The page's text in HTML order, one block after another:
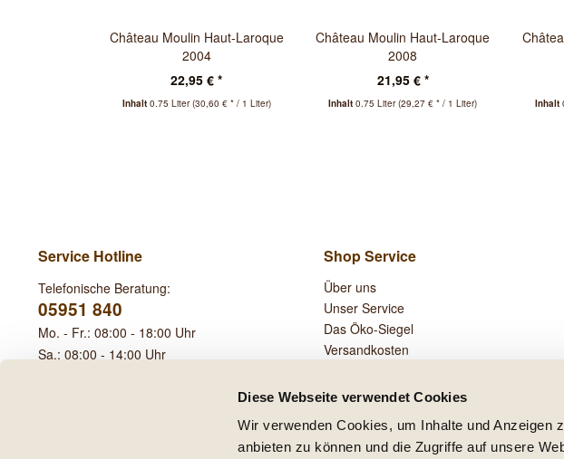
Diese Webseite verwendet Cookies
Wir verwenden Cookies, um Inhalte und Anzeigen
anbieten zu können und die Zugriffe auf unsere
Château Moulin Haut-Laroque
2004
22,95 € *
Inhalt 0.75 Liter(30,60 € * / 1 Liter)
Château Moulin Haut-Laroque
2008
21,95 € *
Inhalt0.75 Liter(29,27 € * / 1 Liter) Inhalt
Service Hotline
Telefonische Beratung:
05951 840
Mo. - Fr.: 08:00 - 18:00 Uhr
Sa.: 08:00 - 14:00 Uhr
Shop Service
Über uns
Unser Service
Das Öko-Siegel
Versandkosten